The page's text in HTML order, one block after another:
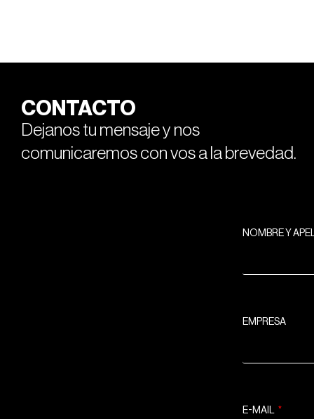
CONTACTO
Dejanos tu mensaje y nos
comunicaremos con vos a la brevedad.
NOMBRE Y
EMPRESA
E-MAIL